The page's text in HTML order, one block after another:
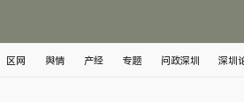
区网 舆情 产经 专题 问政深圳 深圳